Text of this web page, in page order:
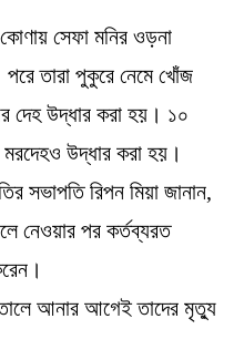
সেফা মনির ওড়না
পরে তারা পুকুরে নেমে খোঁজ
দেহ উদ্ধার করা হয়। ১০
উদ্ধার করা হয়।
সভাপতি রিপন মিয়া জানান,
নেওয়ার পর কর্তব্যরত
আনার আগেই তাদের মৃত্যু